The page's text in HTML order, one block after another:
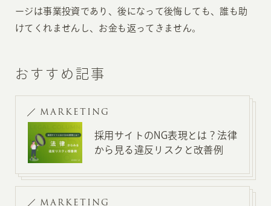
ージは事業投資であり、後になって後悔しても、誰も助
けてくれませんし、お金も返ってきません。
おすすめ記事
MARKETING
採用サイトのNG表現とは？法律
から見る違反リスクと改善例
MARKETING